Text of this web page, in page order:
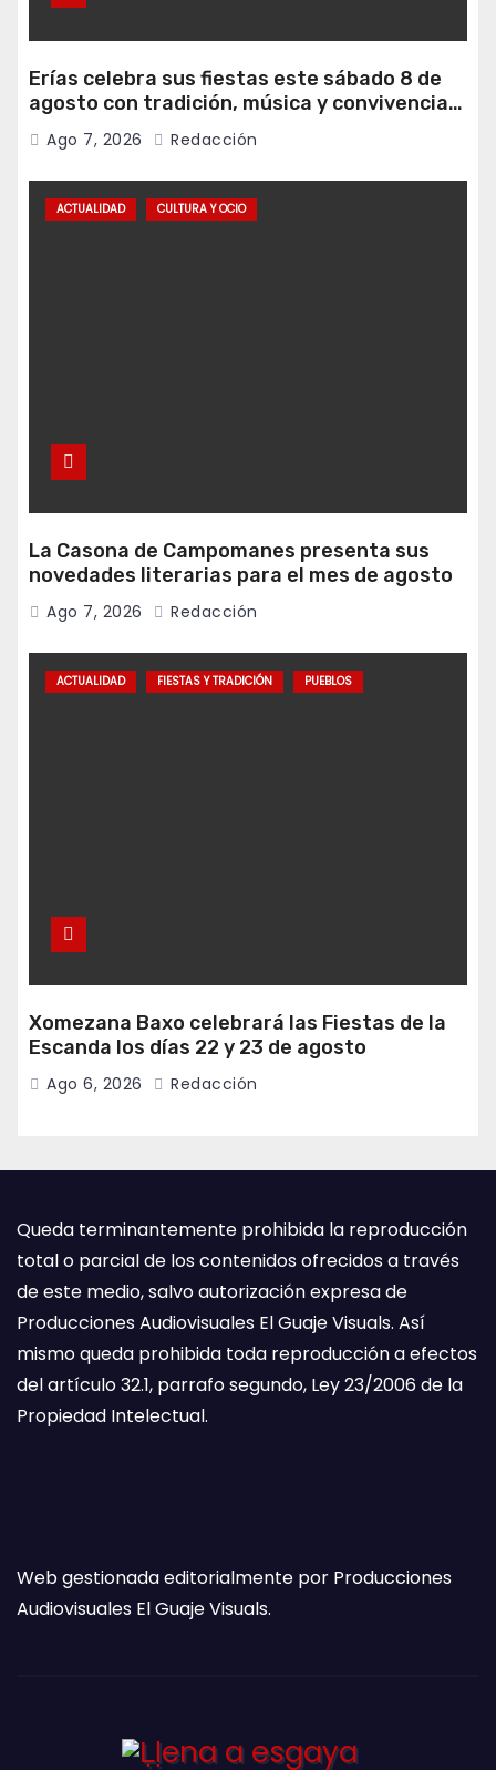
Erías celebra sus fiestas este sábado 8 de
agosto con tradición, música y convivencia
vecinal
Ago 7, 2026 Redacción
ACTUALIDAD CULTURA Y OCIO
La Casona de Campomanes presenta sus
novedades literarias para el mes de agosto
Ago 7, 2026 Redacción
ACTUALIDAD FIESTAS Y TRADICIÓN PUEBLOS
Xomezana Baxo celebrará las Fiestas de la
Escanda los días 22 y 23 de agosto
Ago 6, 2026 Redacción
Queda terminantemente prohibida la reproducción
total o parcial de los contenidos ofrecidos a través
de este medio, salvo autorización expresa de
Producciones Audiovisuales El Guaje Visuals. Así
mismo queda prohibida toda reproducción a efectos
del artículo 32.1, parrafo segundo, Ley 23/2006 de la
Propiedad Intelectual.
Web gestionada editorialmente por Producciones
Audiovisuales El Guaje Visuals.